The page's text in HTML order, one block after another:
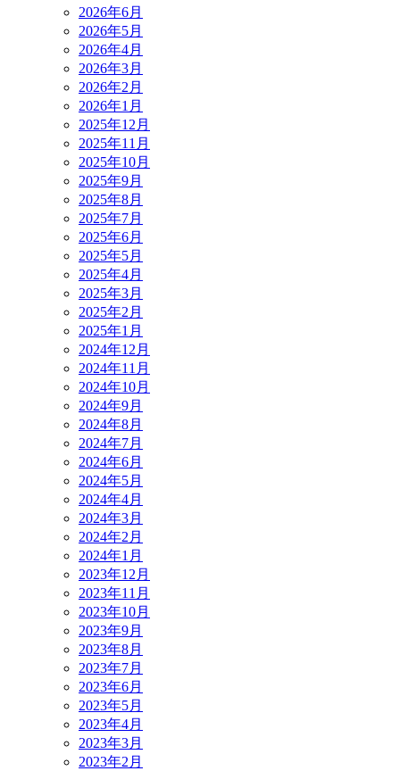
2026年6月
2026年5月
2026年4月
2026年3月
2026年2月
2026年1月
2025年12月
2025年11月
2025年10月
2025年9月
2025年8月
2025年7月
2025年6月
2025年5月
2025年4月
2025年3月
2025年2月
2025年1月
2024年12月
2024年11月
2024年10月
2024年9月
2024年8月
2024年7月
2024年6月
2024年5月
2024年4月
2024年3月
2024年2月
2024年1月
2023年12月
2023年11月
2023年10月
2023年9月
2023年8月
2023年7月
2023年6月
2023年5月
2023年4月
2023年3月
2023年2月